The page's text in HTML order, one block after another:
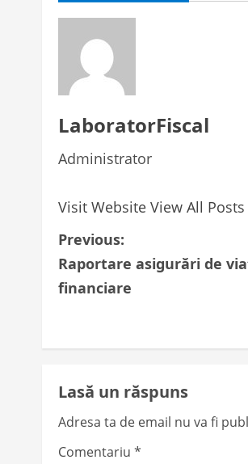
LaboratorFiscal
Administrator
Visit Website View All Posts
P
o
t
n
a
v
Previous:
Raportare asigurări de
financiare
Lasă un răspuns
Adresa ta de email nu va fi
Comentariu *